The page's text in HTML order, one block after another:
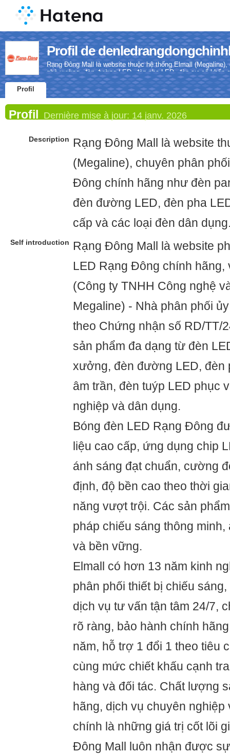
Profil de
Rạng Đông Mall là website thuộc hệ thống Elmall
nhà xưởng, đèn đường LED, đèn pha LED, đèn sự cố khẩn
Profil
Profil Dernière mise à jour: 14 janv. 2026
Description
Rạng Đông Mall là website
(Megaline), chuyên phân
Đông chính hãng như đèn
đèn đường LED, đèn pha
cấp và các loại đèn dân
Self introduction
Rạng Đông Mall là website
LED Rạng Đông chính hãng,
(Công ty TNHH Công nghệ
Megaline) - Nhà phân phối
theo Chứng nhận số RD/TT/
sản phẩm đa dạng từ đèn
xưởng, đèn đường LED, đèn
âm trần, đèn tuýp LED phục
nghiệp và dân dụng.
Bóng đèn LED Rạng Đông
liệu cao cấp, ứng dụng chip
ánh sáng đạt chuẩn, cường
định, độ bền cao theo thời
năng vượt trội. Các sản
pháp chiếu sáng thông minh,
và bền vững.
Elmall có hơn 13 năm kinh
phân phối thiết bị chiếu
dịch vụ tư vấn tận tâm 24/7,
rõ ràng, bảo hành chính
năm, hỗ trợ 1 đổi 1 theo tiêu
cùng mức chiết khấu cạnh
hàng và đối tác. Chất lượng
hãng, dịch vụ chuyên nghiệp
chính là những giá trị cốt lõi
Đông Mall luôn nhận được